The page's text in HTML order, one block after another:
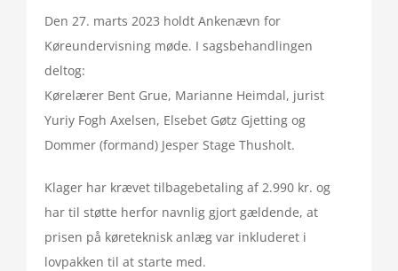
Den 27. marts 2023 holdt Ankenævn for
Køreundervisning møde. I sagsbehandlingen
deltog:
Kørelærer Bent Grue, Marianne Heimdal, jurist
Yuriy Fogh Axelsen, Elsebet Gøtz Gjetting og
Dommer (formand) Jesper Stage Thusholt.
Klager har krævet tilbagebetaling af 2.990 kr. og
har til støtte herfor navnlig gjort gældende, at
prisen på køreteknisk anlæg var inkluderet i
lovpakken til at starte med.